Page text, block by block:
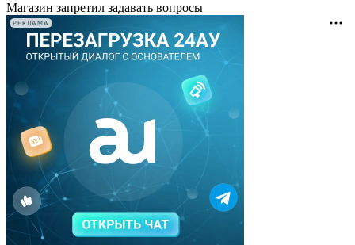
Магазин запретил задавать вопросы
РЕКЛАМА